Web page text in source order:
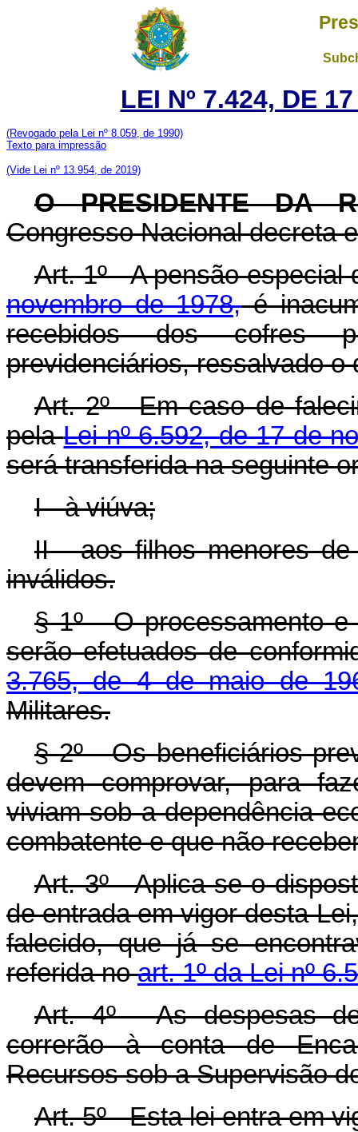
LEI Nº 7.424, DE
(Revogado pela Lei nº 8.059, de 1990)
Texto para impressão
(Vide Lei nº 13.954, de 2019)
O PRESIDENTE DA
Congresso Nacional decreta
Art. 1º - A pensão
novembro de 1978,é
recebidos dos cofres
previdenciários, ressalvado o
Art. 2º - Em caso de
pelaLei nº 6.592, de 17 de
será transferida na seguinte
I - à viúva;
II - aos filhos menores
inválidos.
§ 1º - O processamento
serão efetuados de
3.765, de 4 de maio de
Militares.
§ 2º - Os beneficiários
devem comprovar, para
viviam sob a dependência
combatente e que não
Art. 3º - Aplica-se o
de entrada em vigor desta
falecido, que já se
referida noart. 1º da Lei nº
Art. 4º - As despesas
correrão à conta de
Recursos sob a Supervisão
Art. 5º - Esta lei entra em